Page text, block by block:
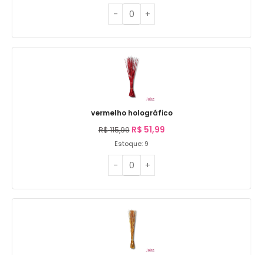
vermelho holográfico
R$115,99 R$ 51,99
Estoque: 9